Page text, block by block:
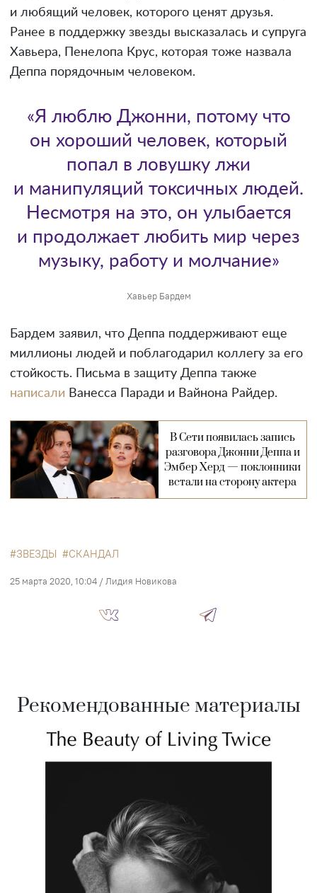
и любящий человек, которого ценят друзья.
Ранее в поддержку звезды высказалась и супруга
Хавьера, Пенелопа Крус, которая тоже назвала
Деппа порядочным человеком.
Хавьер Бардем
«Я люблю Джонни, потому что
он хороший человек, который
попал в ловушку лжи
и манипуляций токсичных людей.
Несмотря на это, он улыбается
и продолжает любить мир через
музыку, работу и молчание»
Бардем заявил, что Деппа поддерживают еще
миллионы людей и поблагодарил коллегу за его
стойкость. Письма в защиту Деппа также
написали Ванесса Паради и Вайнона Райдер.
В Сети появилась запись
разговора Джонни Деппа и
Эмбер Херд — поклонники
встали на сторону актера
ЗВЕЗДЫ СКАНДАЛ
25 марта 2020, 10:04 /Лидия Новикова
Рекомендованные материалы